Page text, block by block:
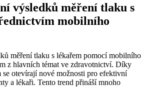
výsledků měření tlaku s
mobilního
měření tlaku s lékařem pomocí mobilního
z hlavních témat ve zdravotnictví. Díky
otevírají nové možnosti pro efektivní
a lékaři. Tento trend přináší mnoho